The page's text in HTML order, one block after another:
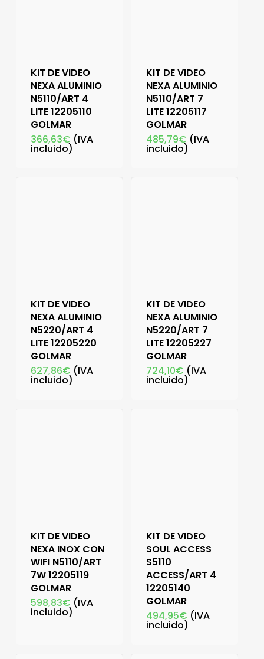
KIT DE VIDEO
NEXA ALUMINIO
N5110/ART 4
LITE 12205110
GOLMAR
366,63€ (IVA
incluido)
KIT DE VIDEO
NEXA ALUMINIO
N5110/ART 7
LITE 12205117
GOLMAR
485,79€ (IVA
incluido)
KIT DE VIDEO
NEXA ALUMINIO
N5220/ART 4
LITE 12205220
GOLMAR
627,86€ (IVA
incluido)
KIT DE VIDEO
NEXA ALUMINIO
N5220/ART 7
LITE 12205227
GOLMAR
724,10€ (IVA
incluido)
KIT DE VIDEO
NEXA INOX CON
WIFI N5110/ART
7W 12205119
GOLMAR
598,83€ (IVA
incluido)
KIT DE VIDEO
SOUL ACCESS
S5110
ACCESS/ART 4
12205140
GOLMAR
494,95€ (IVA
incluido)